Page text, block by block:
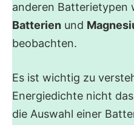
anderen Batterietypen
Batterien und
beobachten.
Es ist wichtig zu
Energiedichte nicht
die Auswahl einer